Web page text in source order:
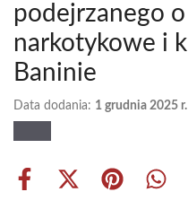
podejrzanego
narkotykowe i
Baninie
Data dodania: 1 grudnia 2025 r.
Share
Share Share